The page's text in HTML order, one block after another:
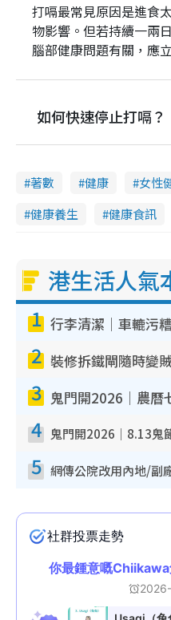
打嗝最常見原因是進食
物影響。但若持續一兩
腦部健康問題有關，應
如何快速停止打嗝？
著數 健康 女性
健康養生
健康食訊
港生活人氣
1
2
3
4
5